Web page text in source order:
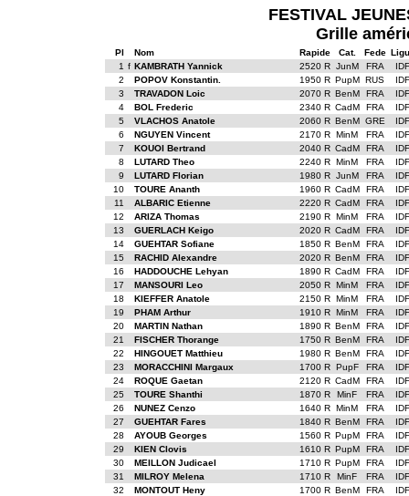
FESTIVAL
Grille
Pl Nom Rapide Cat. Fede
1 f KAMBRATH Yannick 2520 R JunM FRA
IDF
2
POPOV Konstantin. 1950 R PupM RUS
IDF
3
TRAVADON Loic 2070 R BenM FRA
IDF
4
BOL Frederic 2340 R CadM FRA
IDF
5
VLACHOS Anatole 2060 R BenM GRE
IDF
6
NGUYEN Vincent 2170 R MinM FRA
IDF
7
KOUOI Bertrand 2040 R CadM FRA
IDF
8
LUTARD Theo 2240 R MinM FRA
IDF
9
LUTARD Florian 1980 R JunM FRA
IDF
10
TOURE Ananth 1960 R CadM FRA
IDF
11
ALBARIC Etienne 2220 R CadM FRA
IDF
12
ARIZA Thomas 2190 R MinM FRA
IDF
13
GUERLACH Keigo 2020 R CadM FRA
IDF
14
GUEHTAR Sofiane 1850 R BenM FRA
IDF
15
RACHID Alexandre 2020 R BenM FRA
IDF
16
HADDOUCHE Lehyan 1890 R CadM FRA
IDF
17
MANSOURI Leo 2050 R MinM FRA
IDF
18
KIEFFER Anatole 2150 R MinM FRA
IDF
19
PHAM Arthur 1910 R MinM FRA
IDF
20
MARTIN Nathan 1890 R BenM FRA
IDF
21
FISCHER Thorange 1750 R BenM FRA
IDF
22
HINGOUET Matthieu 1980 R BenM FRA
IDF
23
MORACCHINI Margaux 1700 R PupF FRA
IDF
24
ROQUE Gaetan 2120 R CadM FRA
IDF
25
TOURE Shanthi 1870 R MinF FRA
IDF
26
NUNEZ Cenzo 1640 R MinM FRA
IDF
27
GUEHTAR Fares 1840 R BenM FRA
IDF
28
AYOUB Georges 1560 R PupM FRA
IDF
29
KIEN Clovis 1610 R PupM FRA
IDF
30
MEILLON Judicael 1710 R PupM FRA
IDF
31
MILROY Melena 1710 R MinF FRA
IDF
32
MONTOUT Heny 1700 R BenM FRA
IDF